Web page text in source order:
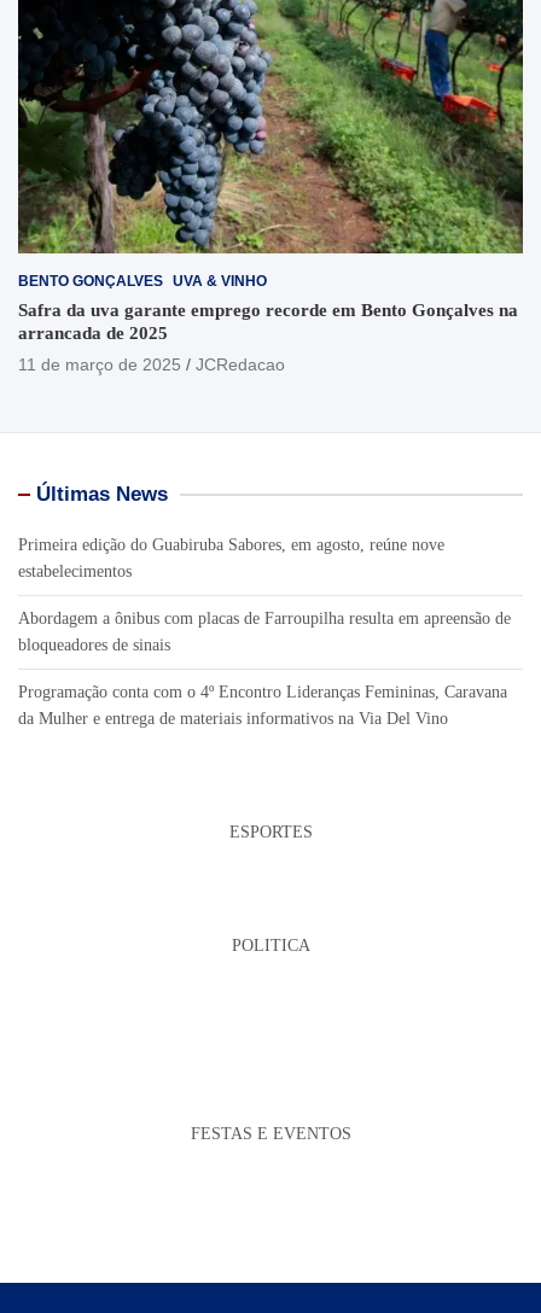
BENTO GONÇALVES UVA & VINHO
Safra da uva garante emprego recorde em Bento Gonçalves na
arrancada de 2025
11 de março de 2025
JCRedacao
Últimas News
Primeira edição do Guabiruba Sabores, em agosto, reúne nove
estabelecimentos
Abordagem a ônibus com placas de Farroupilha resulta em apreensão de
bloqueadores de sinais
Programação conta com o 4º Encontro Lideranças Femininas, Caravana
da Mulher e entrega de materiais informativos na Via Del Vino
ESPORTES
POLITICA
FESTAS E EVENTOS